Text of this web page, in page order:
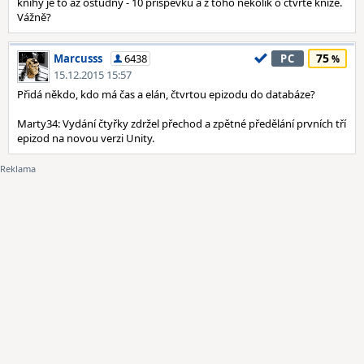
Vážně?
Marcusss
6438
15.12.2015 15:57
PC 75
Přidá někdo, kdo má čas a elán, čtvrtou epizodu do databáze?
Marty34: Vydání čtyřky zdržel přechod a zpětné předělání prvních tří
epizod na novou verzi Unity.